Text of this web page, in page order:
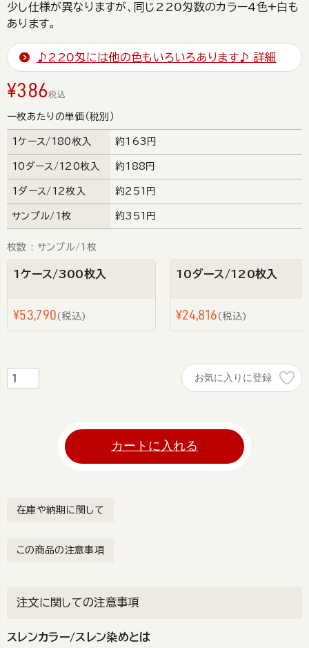
少し仕様が異なりますが、同じ220匁数のカラー4色+白も
あります。
♪220匁には他の色もいろいろあります♪ 詳細
¥386税込
一枚あたりの単価（税別）
1ケース/180枚入 約163円
10ダース/120枚入 約188円
1ダース/12枚入 約251円
サンプル/1枚 約351円
枚数 サンプル/1枚
1ケース/300枚入
¥53,790 税込
10ダース/120枚入
¥24,816 税込
お気に入りに登録
カートに入れる
在庫や納期に関して
この商品の注意事項
注文に関しての注意事項
スレンカラー/スレン染めとは